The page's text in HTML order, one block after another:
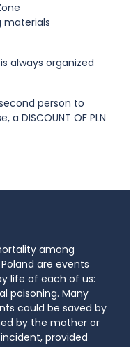
materials
always organized
person to
DISCOUNT OF PLN
among
are events
life of each of us:
poisoning. Many
could be saved by
by the mother or
provided